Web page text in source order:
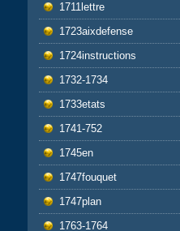
1711lettre
1723aixdefense
1724instructions
1732-1734
1733etats
1741-752
1745en
1747fouquet
1747plan
1763-1764